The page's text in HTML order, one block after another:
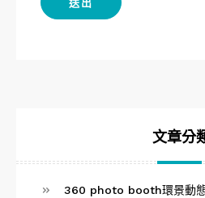
文章分
360 photo booth環景動